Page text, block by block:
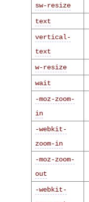
sw-resize
text
vertical-
text
w-resize
wait
-moz-zoom-
in
-webkit-
zoom-in
-moz-zoom-
out
-webkit-